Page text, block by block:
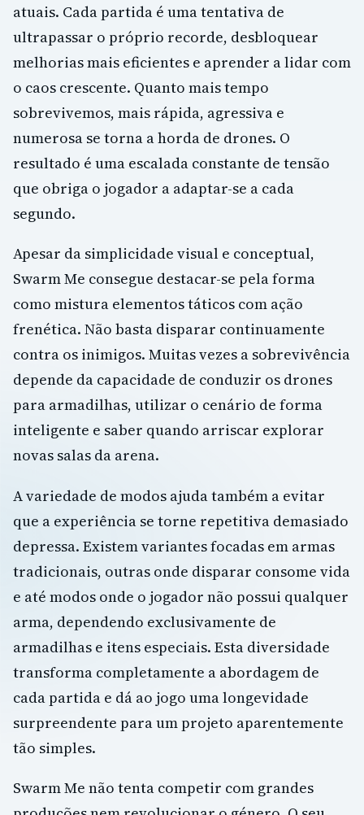
atuais. Cada partida é uma tentativa de
ultrapassar o próprio recorde, desbloquear
melhorias mais eficientes e aprender a lidar com
o caos crescente. Quanto mais tempo
sobrevivemos, mais rápida, agressiva e
numerosa se torna a horda de drones. O
resultado é uma escalada constante de tensão
que obriga o jogador a adaptar-se a cada
segundo.
Apesar da simplicidade visual e conceptual,
Swarm Me consegue destacar-se pela forma
como mistura elementos táticos com ação
frenética. Não basta disparar continuamente
contra os inimigos. Muitas vezes a sobrevivência
depende da capacidade de conduzir os drones
para armadilhas, utilizar o cenário de forma
inteligente e saber quando arriscar explorar
novas salas da arena.
A variedade de modos ajuda também a evitar
que a experiência se torne repetitiva demasiado
depressa. Existem variantes focadas em armas
tradicionais, outras onde disparar consome vida
e até modos onde o jogador não possui qualquer
arma, dependendo exclusivamente de
armadilhas e itens especiais. Esta diversidade
transforma completamente a abordagem de
cada partida e dá ao jogo uma longevidade
surpreendente para um projeto aparentemente
tão simples.
Swarm Me não tenta competir com grandes